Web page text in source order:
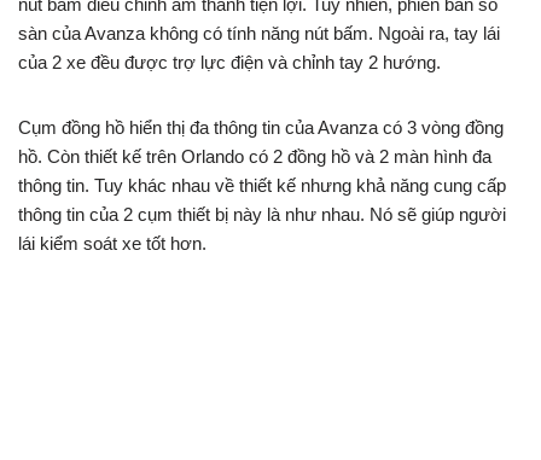
nút bấm điều chỉnh âm thanh tiện lợi. Tuy nhiên, phiên bản số
sàn của Avanza không có tính năng nút bấm. Ngoài ra, tay lái
của 2 xe đều được trợ lực điện và chỉnh tay 2 hướng.
Cụm đồng hồ hiển thị đa thông tin của Avanza có 3 vòng đồng
hồ. Còn thiết kế trên Orlando có 2 đồng hồ và 2 màn hình đa
thông tin. Tuy khác nhau về thiết kế nhưng khả năng cung cấp
thông tin của 2 cụm thiết bị này là như nhau. Nó sẽ giúp người
lái kiểm soát xe tốt hơn.